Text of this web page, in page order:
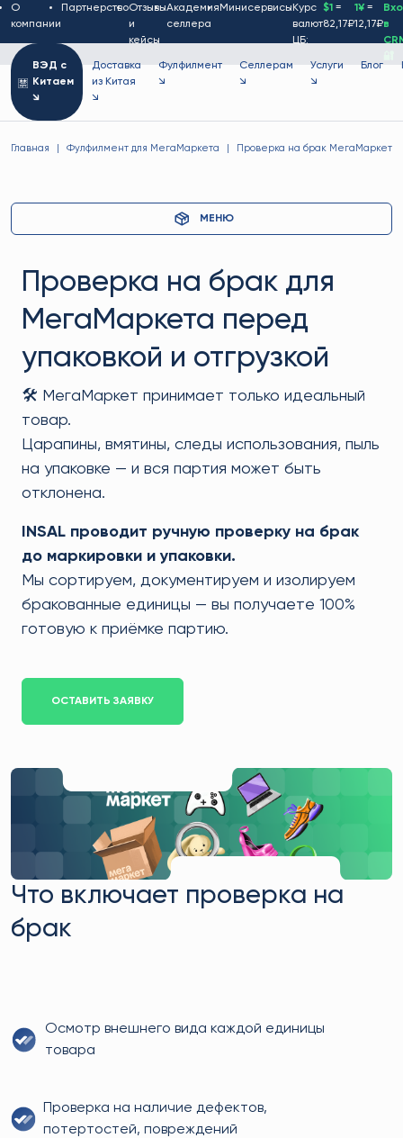
О
компании
ПартнерствоОтзывы
и
кейсы
Академия
селлера
Минисервисы Курс
валют
ЦБ:
$1 =
82,17₽
1¥=
12,17₽в
ВЭД с
Китаем
↘
Доставка
из Китая
↘
Фулфилмент
↘
Селлерам
↘
Услуги
↘
Блог
Главная Фулфилмент для МегаМаркета Проверка на брак МегаМаркет
МЕНЮ
Проверка на брак для
МегаМаркета перед
упаковкой и отгрузкой
🛠️ МегаМаркет принимает только идеальный
товар.
Царапины, вмятины, следы использования, пыль
на упаковке — и вся партия может быть
отклонена.
INSAL проводит ручную проверку на брак
до маркировки и упаковки.
Мы сортируем, документируем и изолируем
бракованные единицы — вы получаете 100%
готовую к приёмке партию.
ОСТАВИТЬ ЗАЯВКУ
Что включает проверка на
брак
Осмотр внешнего вида каждой единицы
товара
Проверка на наличие дефектов,
потертостей, повреждений